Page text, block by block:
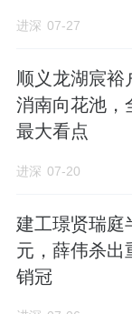
㎡。
来源：进深
进深 07-27
顺义龙湖宸裕
消南向花池，
最大看点
进深 07-20
建工璟贤瑞庭
元，薛伟杀出
销冠